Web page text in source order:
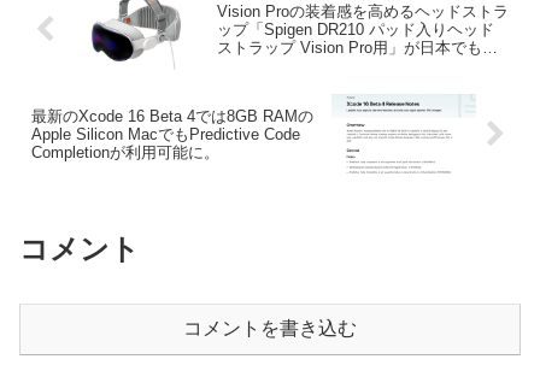
Vision Proの装着感を高めるヘッドストラ
ップ「Spigen DR210 パッド入りヘッド
ストラップ Vision Pro用」が日本でも販
最新のXcode 16 Beta 4では8GB RAMの
Apple Silicon MacでもPredictive Code
Completionが利用可能に。
コメント
コメントを書き込む